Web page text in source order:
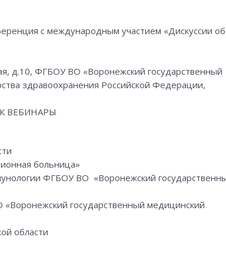
с международным участием «Дискуссии об
д.10, ФГБОУ ВО «Воронежский государственный
здравоохранения Российской Федерации,
ВЕБИНАРЫ
больница»
ФГБОУ ВО «Воронежский
государственный медицинский
области